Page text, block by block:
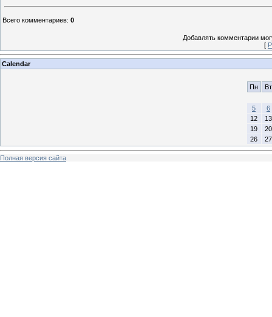
Всего комментариев: 0
Добавлять комментарии
[
Calendar
Пн Вт
5
6
12
13
19
20
26
27
Полная версия сайта